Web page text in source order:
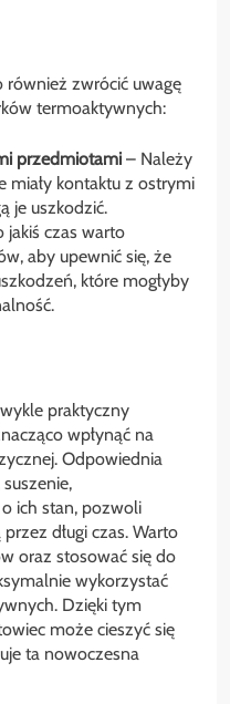
również zwrócić uwagę
termoaktywnych:
przedmiotami – Należy
miały kontaktu z ostrymi
je uszkodzić.
jakiś czas warto
aby upewnić się, że
które mogłyby
praktyczny
wpłynąć na
Odpowiednia
ich stan, pozwoli
długi czas. Warto
oraz stosować się do
wykorzystać
Dzięki tym
może cieszyć się
ta nowoczesna